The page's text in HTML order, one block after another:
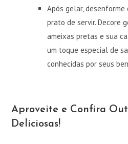
Após gelar, desenforme
prato de servir. Decore
ameixas pretas e sua
um toque especial de
conhecidas por seus
Aproveite e Confira
Deliciosas!